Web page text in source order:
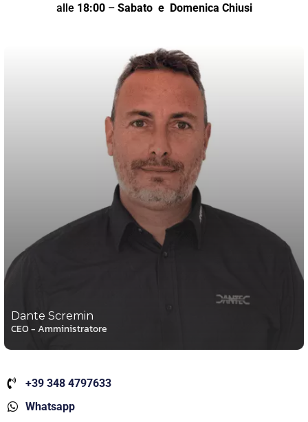
alle 18:00– Sabato e Domenica Chiusi
Dante Scremin
CEO - Amministratore
+39 348 4797633
Whatsapp